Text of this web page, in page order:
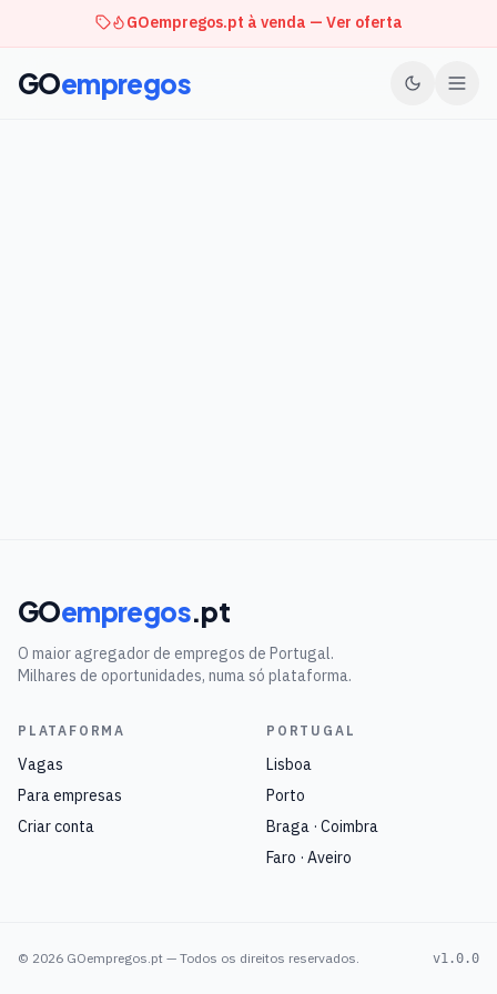
GOempregos.pt à venda — Ver oferta
GOempregos
GOempregos.pt
O maior agregador de empregos de Portugal.
Milhares de oportunidades, numa só plataforma.
PLATAFORMA
Vagas
Para empresas
Criar conta
PORTUGAL
Lisboa
Porto
Braga · Coimbra
Faro · Aveiro
© 2026 GOempregos.pt — Todos os direitos reservados. v1.0.0